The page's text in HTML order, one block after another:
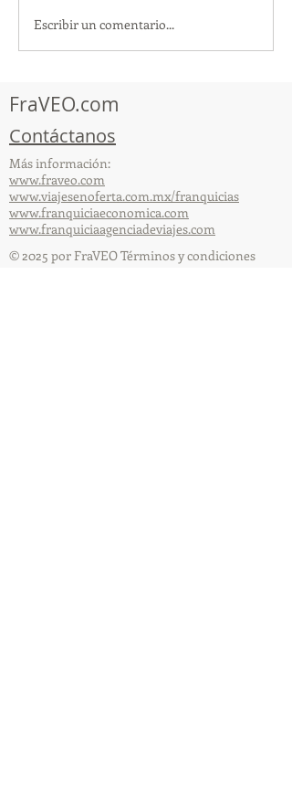
¡Acapulco y Guerrero se
Visten de Fiesta!
Escribir un comentario...
FraVEO.com
Contáctanos
Más información:
www.fraveo.com
www.viajesenoferta.com.mx/franquicias
www.franquiciaeconomica.com
www.franquiciaagenciadeviajes.com
© 2025 por FraVEO Términos y condiciones